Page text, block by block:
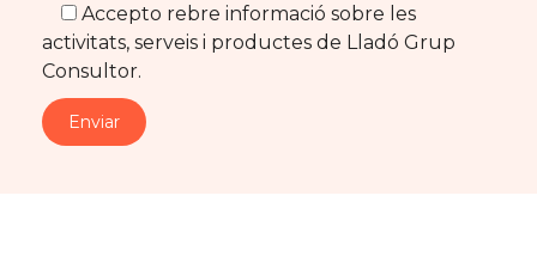
Accepto rebre informació sobre les
activitats, serveis i productes de Lladó Grup
Consultor.